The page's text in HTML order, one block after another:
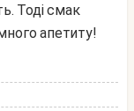
Тоді смак
апетиту!